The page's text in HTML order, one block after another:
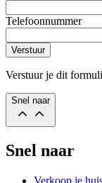
Telefoonnummer
Verstuur
Verstuur je dit
Snel naar
Snel naar
Verkoop je